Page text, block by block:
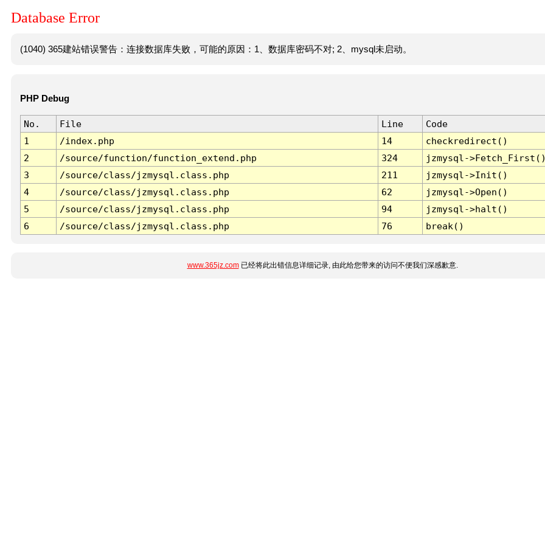
Database Error
(1040) 365建站错误警告：连接数据库失败，可能的原因：1、数据库密码不对; 2、mysql未启动。
PHP Debug
No. File Line
Code
1
/index.php 14
checkredirect()
2
/source/function/function_extend.php 324
jzmysql-
3
/source/class/jzmysql.class.php 211
jzmysql->Init()
4
/source/class/jzmysql.class.php 62
jzmysql->Open()
5
/source/class/jzmysql.class.php 94
jzmysql->halt()
6
/source/class/jzmysql.class.php 76 break()
www.365jz.com已经将此出错信息详细记录, 由此给您带来的访问不便我们深感歉意.